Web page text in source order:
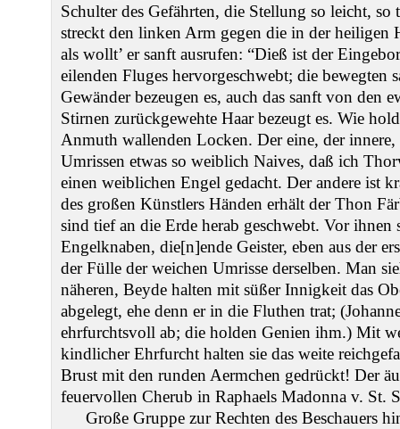
Schulter des Gefährten, die Stellung so leicht, so
streckt den linken Arm gegen die in der
als wollt’ er sanft ausrufen: “Dieß ist der
eilenden Fluges hervorgeschwebt; die bewegten
Gewänder bezeugen es, auch das sanft von den
Stirnen zurückgewehte Haar bezeugt es. Wie
Anmuth wallenden Locken. Der eine, der
Umrissen etwas so weiblich Naives, daß ich
einen weiblichen Engel gedacht. Der andere ist
des großen Künstlers Händen erhält der Thon
sind tief an die Erde herab geschwebt. Vor ihnen
Engelknaben, die[n]ende Geister, eben aus der
der Fülle der weichen Umrisse derselben. Man
näheren, Beyde halten mit süßer Innigkeit das
abgelegt, ehe denn er in die Fluthen trat;
ehrfurchtsvoll ab; die holden Genien ihm.) Mit
kindlicher Ehrfurcht halten sie das weite
Brust mit den runden Aermchen gedrückt! Der
feuervollen Cherub in Raphaels Madonna v. St.
Große Gruppe zur Rechten des Beschauers